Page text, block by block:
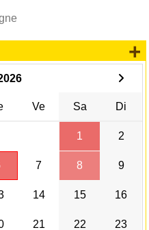
Ve Sa Di
1 2
7 8 9
14 15 16
21 22 23
+